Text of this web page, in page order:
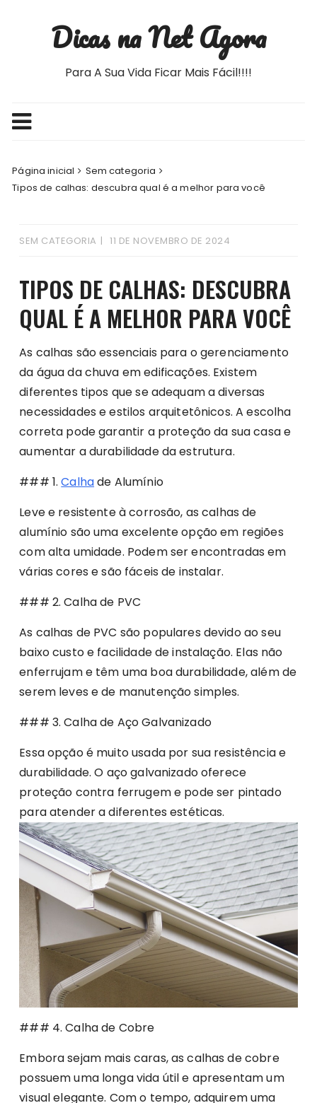
Dicas na Net Agora
Para A Sua Vida Ficar Mais Fácil!!!!
Página inicial
Sem categoria
Tipos de calhas: descubra qual é a melhor para você
SEM CATEGORIA 11 DE NOVEMBRO DE 2024
TIPOS DE CALHAS: DESCUBRA
QUAL É A MELHOR PARA VOCÊ
As calhas são essenciais para o gerenciamento
da água da chuva em edificações. Existem
diferentes tipos que se adequam a diversas
necessidades e estilos arquitetônicos. A escolha
correta pode garantir a proteção da sua casa e
aumentar a durabilidade da estrutura.
### 1.Calhade Alumínio
Leve e resistente à corrosão, as calhas de
alumínio são uma excelente opção em regiões
com alta umidade. Podem ser encontradas em
várias cores e são fáceis de instalar.
### 2. Calha de PVC
As calhas de PVC são populares devido ao seu
baixo custo e facilidade de instalação. Elas não
enferrujam e têm uma boa durabilidade, além de
serem leves e de manutenção simples.
### 3. Calha de Aço Galvanizado
Essa opção é muito usada por sua resistência e
durabilidade. O aço galvanizado oferece
proteção contra ferrugem e pode ser pintado
para atender a diferentes estéticas.
### 4. Calha de Cobre
Embora sejam mais caras, as calhas de cobre
possuem uma longa vida útil e apresentam um
visual elegante. Com o tempo, adquirem uma